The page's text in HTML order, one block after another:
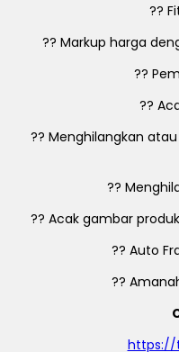
??
?? Markup harga
??
??
?? Menghilangkan
??
?? Acak gambar
?? Auto
??
https://